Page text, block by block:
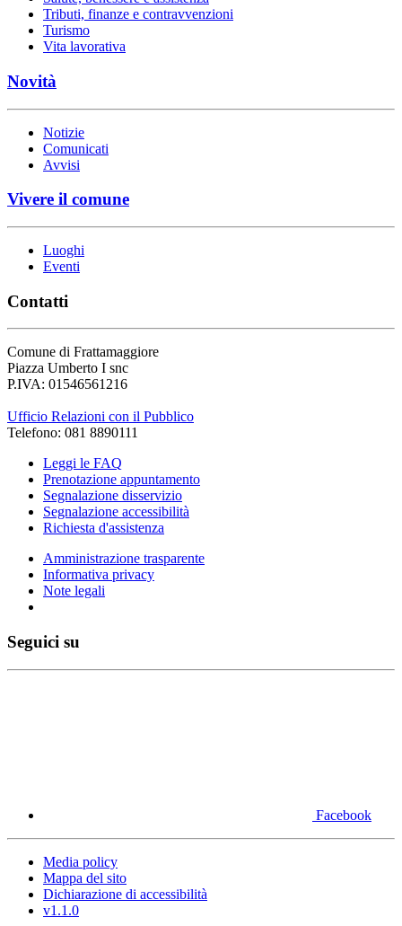
Tributi, finanze e contravvenzioni
Turismo
Vita lavorativa
Novità
Notizie
Comunicati
Avvisi
Vivere il comune
Luoghi
Eventi
Contatti
Comune di Frattamaggiore
Piazza Umberto I snc
P.IVA: 01546561216
Ufficio Relazioni con il Pubblico
Telefono: 081 8890111
Leggi le FAQ
Prenotazione appuntamento
Segnalazione disservizio
Segnalazione accessibilità
Richiesta d'assistenza
Amministrazione trasparente
Informativa privacy
Note legali
Seguici su
Facebook
Media policy
Mappa del sito
Dichiarazione di accessibilità
v1.1.0